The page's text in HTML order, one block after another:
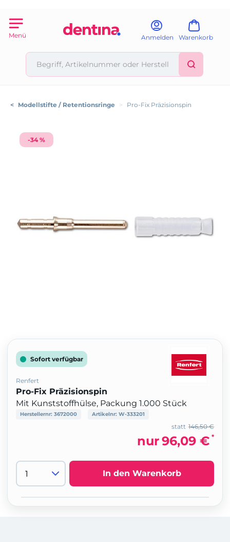
Menü Anmelden Warenkorb
< Modellstifte / Retentionsringe > Pro-Fix Präzisionspin
-34 %
Sofort verfügbar
Renfert
Pro-Fix Präzisionspin
Mit Kunststoffhülse, Packung 1.000 Stück
Herstellernr: 3672000 Artikelnr: W-333201
146,50 €
statt
nur96,09 € *
In den Warenkorb